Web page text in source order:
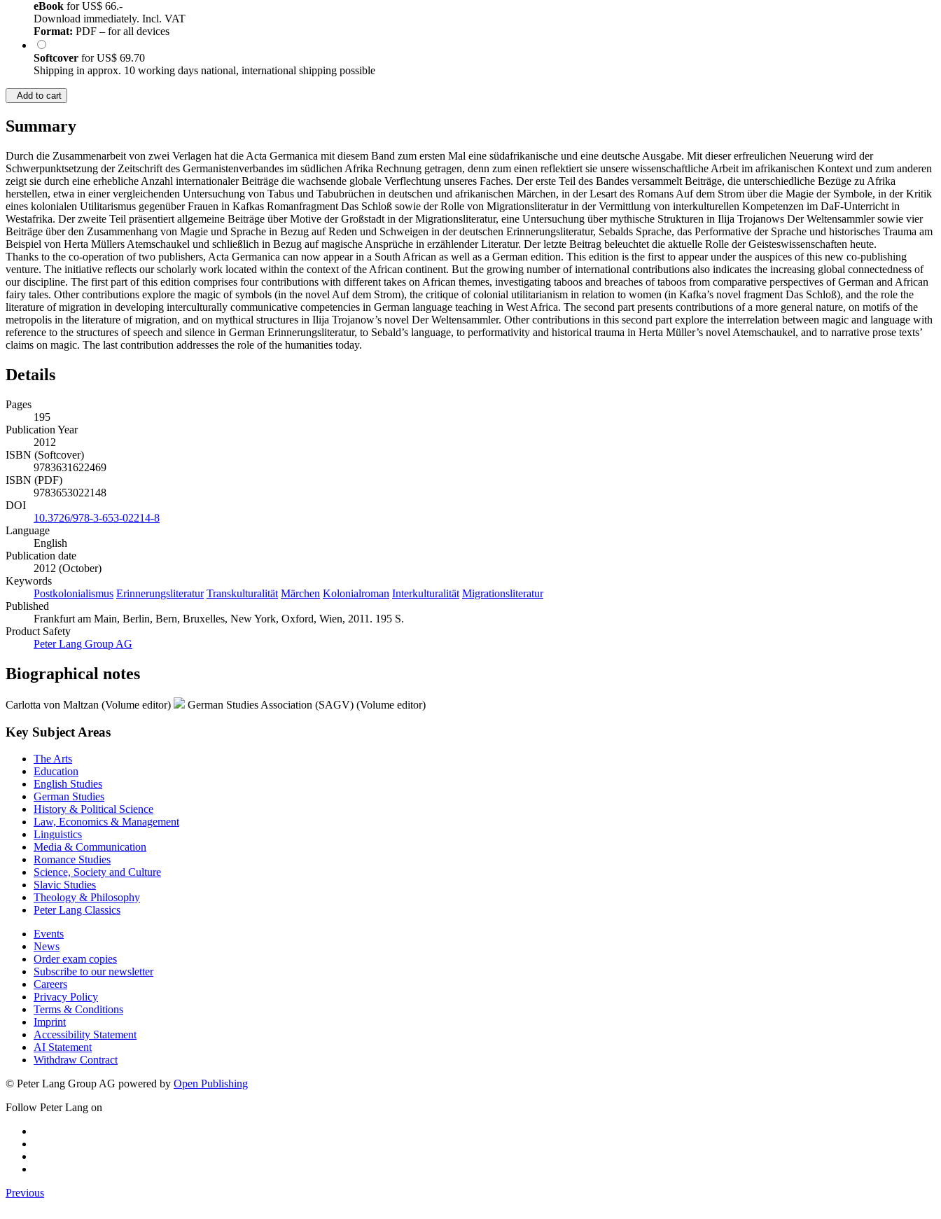
eBook forUS$ 66.-
Download immediately. Incl. VAT
Format: PDF – for all devices
Softcover forUS$ 69.70
Shipping in approx. 10 working days national, international shipping possible
Add to cart
Summary
Durch die Zusammenarbeit von zwei Verlagen hat die Acta Germanica mit diesem Band zum ersten Mal eine südafrikanische und eine deutsche Ausgabe. Mit dieser erfreulichen Neuerung wird der
Schwerpunktsetzung der Zeitschrift des Germanistenverbandes im südlichen Afrika Rechnung getragen, denn zum einen reflektiert sie unsere wissenschaftliche Arbeit im afrikanischen Kontext und zum anderen
zeigt sie durch eine erhebliche Anzahl internationaler Beiträge die wachsende globale Verflechtung unseres Faches. Der erste Teil des Bandes versammelt Beiträge, die unterschiedliche Bezüge zu Afrika
herstellen, etwa in einer vergleichenden Untersuchung von Tabus und Tabubrüchen in deutschen und afrikanischen Märchen, in der Lesart des Romans Auf dem Strom über die Magie der Symbole, in der Kritik
eines kolonialen Utilitarismus gegenüber Frauen in Kafkas Romanfragment Das Schloß sowie der Rolle von Migrationsliteratur in der Vermittlung von interkulturellen Kompetenzen im DaF-Unterricht in
Westafrika. Der zweite Teil präsentiert allgemeine Beiträge über Motive der Großstadt in der Migrationsliteratur, eine Untersuchung über mythische Strukturen in Ilija Trojanows Der Weltensammler sowie vier
Beiträge über den Zusammenhang von Magie und Sprache in Bezug auf Reden und Schweigen in der deutschen Erinnerungsliteratur, Sebalds Sprache, das Performative der Sprache und historisches Trauma am
Beispiel von Herta Müllers Atemschaukel und schließlich in Bezug auf magische Ansprüche in erzählender Literatur. Der letzte Beitrag beleuchtet die aktuelle Rolle der Geisteswissenschaften heute.
Thanks to the co-operation of two publishers, Acta Germanica can now appear in a South African as well as a German edition. This edition is the first to appear under the auspices of this new co-publishing
venture. The initiative reflects our scholarly work located within the context of the African continent. But the growing number of international contributions also indicates the increasing global connectedness of
our discipline. The first part of this edition comprises four contributions with different takes on African themes, investigating taboos and breaches of taboos from comparative perspectives of German and African
fairy tales. Other contributions explore the magic of symbols (in the novel Auf dem Strom), the critique of colonial utilitarianism in relation to women (in Kafka’s novel fragment Das Schloß), and the role the
literature of migration in developing interculturally communicative competencies in German language teaching in West Africa. The second part presents contributions of a more general nature, on motifs of the
metropolis in the literature of migration, and on mythical structures in Ilija Trojanow’s novel Der Weltensammler. Other contributions in this second part explore the interrelation between magic and language with
reference to the structures of speech and silence in German Erinnerungsliteratur, to Sebald’s language, to performativity and historical trauma in Herta Müller’s novel Atemschaukel, and to narrative prose texts’
claims on magic. The last contribution addresses the role of the humanities today.
Details
Pages
195
Publication Year
2012
ISBN (Softcover)
9783631622469
ISBN (PDF)
9783653022148
DOI
10.3726/978-3-653-02214-8
Language
English
Publication date
2012 (October)
Keywords
Postkolonialismus Erinnerungsliteratur Transkulturalität Märchen Kolonialroman Interkulturalität Migrationsliteratur
Published
Frankfurt am Main, Berlin, Bern, Bruxelles, New York, Oxford, Wien, 2011. 195 S.
Product Safety
Peter Lang Group AG
Biographical notes
Carlotta von Maltzan (Volume editor) German Studies Association (SAGV) (Volume editor)
Key Subject Areas
The Arts
Education
English Studies
German Studies
History & Political Science
Law, Economics & Management
Linguistics
Media & Communication
Romance Studies
Science, Society and Culture
Slavic Studies
Theology & Philosophy
Peter Lang Classics
Events
News
Order exam copies
Subscribe to our newsletter
Careers
Privacy Policy
Terms & Conditions
Imprint
Accessibility Statement
AI Statement
Withdraw Contract
© Peter Lang Group AG powered by Open Publishing
Follow Peter Lang on
Previous